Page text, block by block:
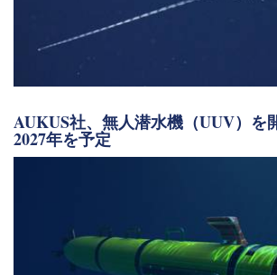
AUKUS社、無人潜水機（UUV）を
2027年を予定